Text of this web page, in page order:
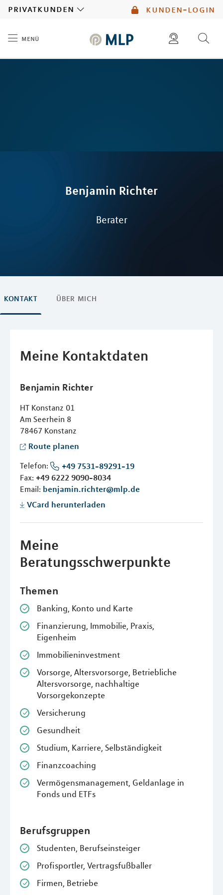
kunden-login
privatkunden
menü
Benjamin Richter
Berater
KONTAKT ÜBER MICH
Meine Kontaktdaten
Benjamin Richter
HT Konstanz 01
Am Seerhein 8
78467 Konstanz
Route planen
Telefon:
+49 7531-89291-19
Fax: +49 6222 9090-8034
Email: benjamin.richter@mlp.de
VCard herunterladen
Meine
Beratungsschwerpunkte
Themen
Banking, Konto und Karte
Finanzierung, Immobilie, Praxis,
Eigenheim
Immobilieninvestment
Vorsorge, Altersvorsorge, Betriebliche
Altersvorsorge, nachhaltige
Vorsorgekonzepte
Versicherung
Gesundheit
Studium, Karriere, Selbständigkeit
Finanzcoaching
Vermögensmanagement, Geldanlage in
Fonds und ETFs
Berufsgruppen
Studenten, Berufseinsteiger
Profisportler, Vertragsfußballer
Firmen, Betriebe